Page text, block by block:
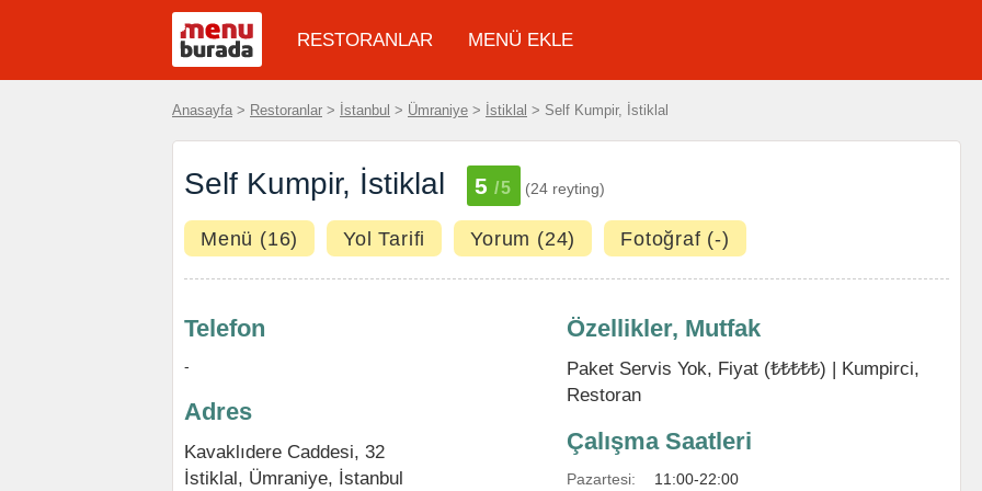
RESTORANLAR MENÜ EKLE
Anasayfa > Restoranlar > İstanbul > Ümraniye > İstiklal > Self Kumpir, İstiklal
Self Kumpir, İstiklal 5 /5 (24 reyting)
Menü (16) Yol Tarifi Yorum (24) Fotoğraf (-)
Telefon
-
Adres
Kavaklıdere Caddesi, 32
İstiklal, Ümraniye, İstanbul
Özellikler, Mutfak
Paket Servis Yok, Fiyat (₺₺₺₺₺) | Kumpirci,
Restoran
Çalışma Saatleri
Pazartesi:
11:00-22:00